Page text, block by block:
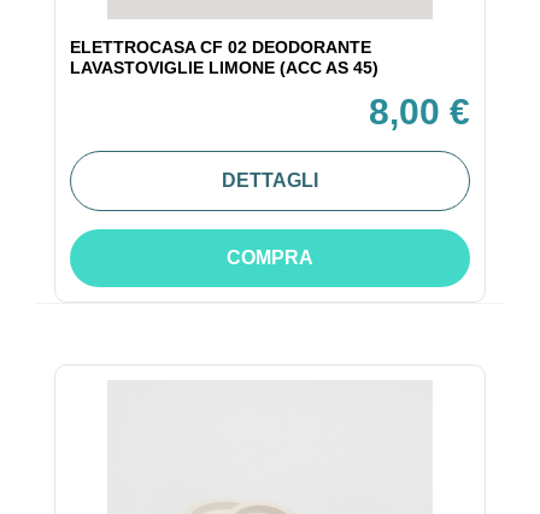
ELETTROCASA CF 02 DEODORANTE
LAVASTOVIGLIE LIMONE (ACC AS 45)
8,00 €
DETTAGLI
COMPRA